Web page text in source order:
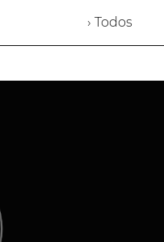
› Todos